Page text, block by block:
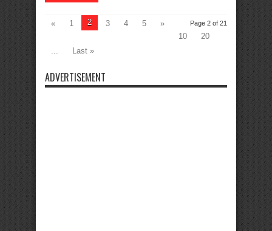
Page 2 of 21
« 1 2 3 4 5
»
10
20
...
Last »
ADVERTISEMENT